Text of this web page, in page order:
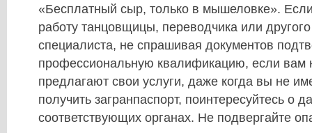
«Бесплатный сыр, только в мышеловке».
работу танцовщицы, переводчика или
специалиста, не спрашивая документов
профессиональную квалификацию, если вам
предлагают свои услуги, даже когда вы не
получить загранпаспорт, поинтересуйтесь о
соответствующих органах. Не подвергайте